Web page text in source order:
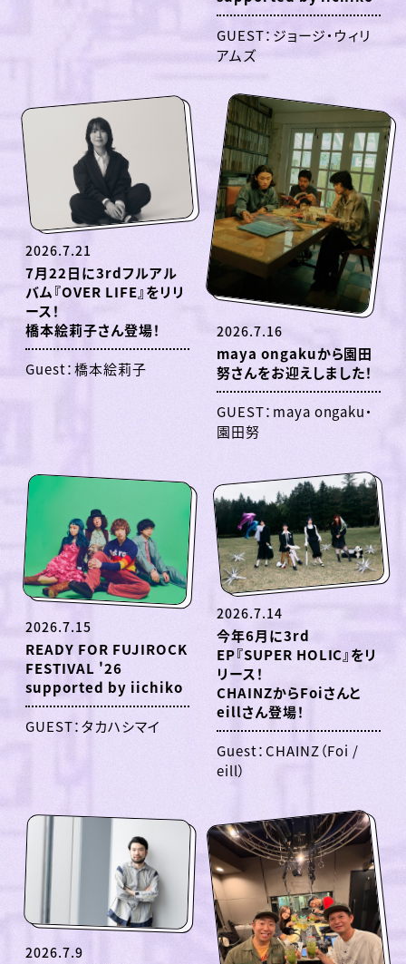
GUEST：ジョージ・ウィリ
アムズ
2026.7.21
7月22日に3rdフルアル
バム『OVER LIFE』をリリ
ース！
橋本絵莉子さん登場！
Guest：橋本絵莉子
2026.7.16
maya ongakuから園田
努さんをお迎えしました！
GUEST：maya ongaku・
園田努
2026.7.15
READY FOR FUJIROCK
FESTIVAL '26
supported by iichiko
GUEST：タカハシマイ
2026.7.14
今年6月に3rd
EP『SUPER HOLIC』をリ
リース！
CHAINZからFoiさんと
eillさん登場！
Guest：CHAINZ（Foi /
eill）
2026.7.9